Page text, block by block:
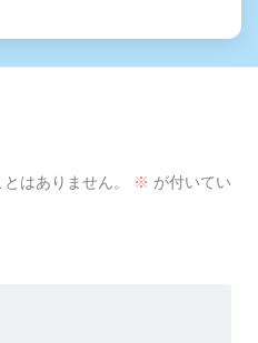
はありません。 ※ が付いてい